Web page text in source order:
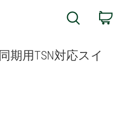
Search
期用TSN対応スイ